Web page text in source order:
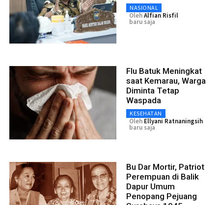
NASIONAL
OlehAlfian Risfil
baru saja
Flu Batuk Meningkat
saat Kemarau, Warga
Diminta Tetap
Waspada
KESEHATAN
Oleh Ellyani Ratnaningsih
baru saja
Bu Dar Mortir, Patriot
Perempuan di Balik
Dapur Umum
Penopang Pejuang